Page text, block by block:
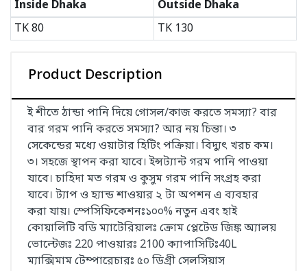
Inside Dhaka
Outside Dhaka
TK80 TK 130
Product Description
ই শীতে ঠান্ডা পানি দিয়ে গোসল/কাজ করতে সমস্যা? বার
বার গরম পানি করতে সমস্যা? আর নয় চিন্তা। ৩
সেকেন্ডের মধ্যে ওয়াটার হিটিং পক্রিয়া। বিদ্যুৎ খরচ কম।
৩। সহজে স্থাপন করা যাবে। ইন্সট্যান্ট গরম পানি পাওয়া
যাবে। চাহিদা মত গরম ও কুসুম গরম পানি সংগ্রহ করা
যাবে। ট্যাপ ও হ্যান্ড শাওয়ার ২ টা অপশন এ ব্যবহার
করা যায়। স্পেসিফিকেশনঃ১০০% নতুন এবং হাই
কোয়ালিটি বডি ম্যাটেরিয়ালঃ ক্রোম প্লেটেড জিঙ্ক অ্যালয়
ভোল্টেজঃ 220 পাওয়ারঃ 2100 ক্যাপাসিটিঃ40L
ম্যাক্সিমাম টেম্পারেচারঃ ৫০ ডিগ্রী সেলসিয়াস